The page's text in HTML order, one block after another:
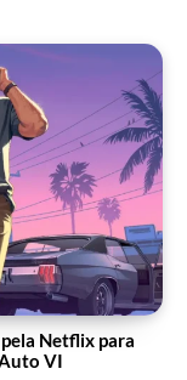
Netflix para
VI